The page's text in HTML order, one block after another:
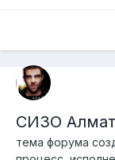
СИЗО
тема форума